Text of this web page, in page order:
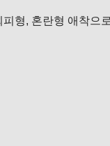
형, 혼란형 애착으